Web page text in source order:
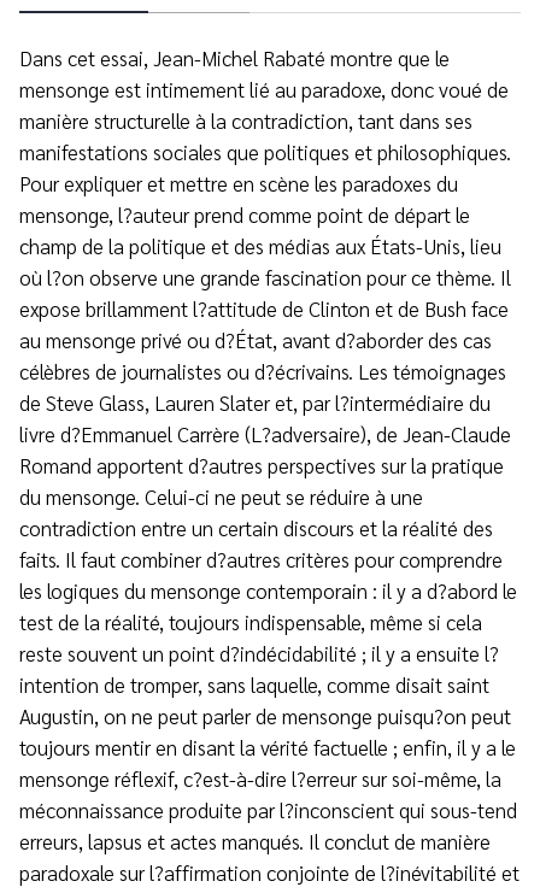
Dans cet essai, Jean-Michel Rabaté montre que le
mensonge est intimement lié au paradoxe, donc voué de
manière structurelle à la contradiction, tant dans ses
manifestations sociales que politiques et philosophiques.
Pour expliquer et mettre en scène les paradoxes du
mensonge, l?auteur prend comme point de départ le
champ de la politique et des médias aux États-Unis, lieu
où l?on observe une grande fascination pour ce thème. Il
expose brillamment l?attitude de Clinton et de Bush face
au mensonge privé ou d?État, avant d?aborder des cas
célèbres de journalistes ou d?écrivains. Les témoignages
de Steve Glass, Lauren Slater et, par l?intermédiaire du
livre d?Emmanuel Carrère (L?adversaire), de Jean-Claude
Romand apportent d?autres perspectives sur la pratique
du mensonge. Celui-ci ne peut se réduire à une
contradiction entre un certain discours et la réalité des
faits. Il faut combiner d?autres critères pour comprendre
les logiques du mensonge contemporain : il y a d?abord le
test de la réalité, toujours indispensable, même si cela
reste souvent un point d?indécidabilité ; il y a ensuite l?
intention de tromper, sans laquelle, comme disait saint
Augustin, on ne peut parler de mensonge puisqu?on peut
toujours mentir en disant la vérité factuelle ; enfin, il y a le
mensonge réflexif, c?est-à-dire l?erreur sur soi-même, la
méconnaissance produite par l?inconscient qui sous-tend
erreurs, lapsus et actes manqués. Il conclut de manière
paradoxale sur l?affirmation conjointe de l?inévitabilité et